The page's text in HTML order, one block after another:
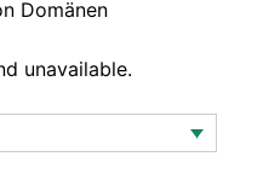
Domänen
unavailable.